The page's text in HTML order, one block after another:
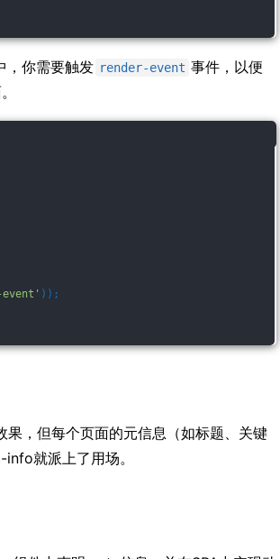
，你需要触发 render-event 事件，以便
));
，但每个页面的元信息（如标题、关键
就派上了用场。